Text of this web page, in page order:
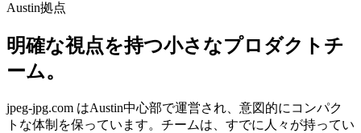
Austin拠点
明確な視点を持つ小さなプロダクトチ
ーム。
jpeg-jpg.com はAustin中心部で運営され、意図的にコンパク
トな体制を保っています。チームは、すでに人々が持ってい